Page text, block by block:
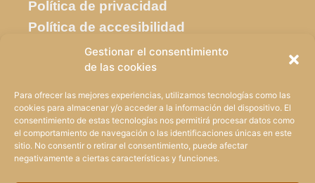
Gestionar el consentimiento
de las cookies
Para ofrecer las mejores experiencias, utilizamos tecnologías como las
cookies para almacenar y/o acceder a la información del dispositivo. El
consentimiento de estas tecnologías nos permitirá procesar datos como
el comportamiento de navegación o las identificaciones únicas en este
sitio. No consentir o retirar el consentimiento, puede afectar
negativamente a ciertas características y funciones.
Política de privacidad
Política de accesibilidad
Política de cookies
Quiénes somos
Contáctanos
Mapa del sitio